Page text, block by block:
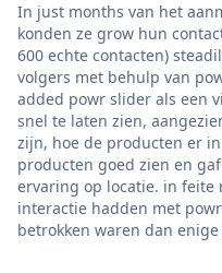
In just months van het
konden ze grow hun
600 echte contacten)
volgers met behulp van
added powr slider als een
snel te laten zien,
zijn, hoe de producten er
producten goed zien en
ervaring op locatie. in feite
interactie hadden met
betrokken waren dan